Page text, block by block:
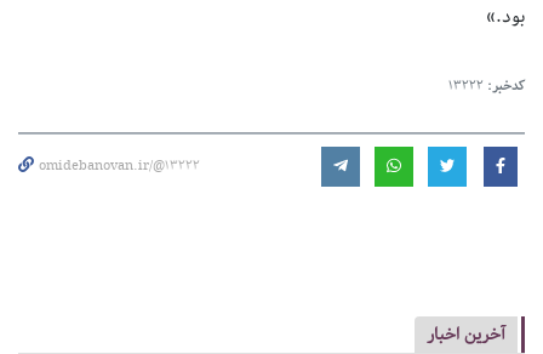
بود.»
کدخبر: 13222
omidebanovan.ir/@13222
آخرین اخبار